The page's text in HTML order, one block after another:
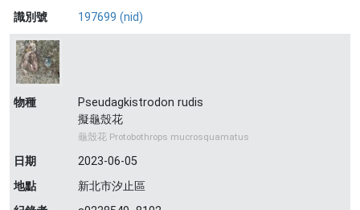
識別號
197699 (nid)
物種
Pseudagkistrodon rudis
擬龜殼花
龜殼花 Protobothrops mucrosquamatus
日期
2023-06-05
地點
新北市汐止區